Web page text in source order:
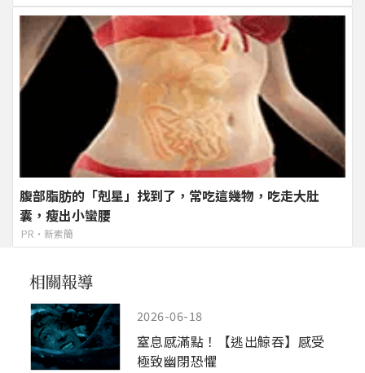
腹部脂肪的「剋星」找到了，常吃這幾物，吃走大肚
囊，瘦出小蠻腰
PR・新素簡
2026-06-18
窒息感滿點！【逃出鯨吞】感受
極致幽閉恐懼